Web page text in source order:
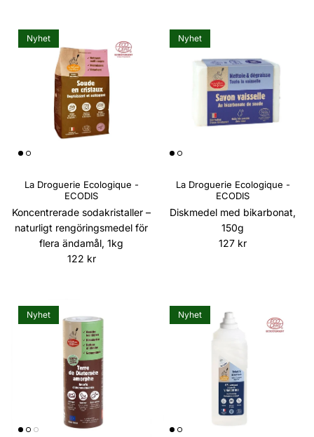
Nyhet
La Droguerie Ecologique -
ECODIS
Koncentrerade sodakristaller –
naturligt rengöringsmedel för
flera ändamål, 1kg
Ordinarie pris
122 kr
Nyhet
La Droguerie Ecologique -
ECODIS
Diskmedel med bikarbonat,
150g
Ordinarie pris
127 kr
Nyhet Nyhet